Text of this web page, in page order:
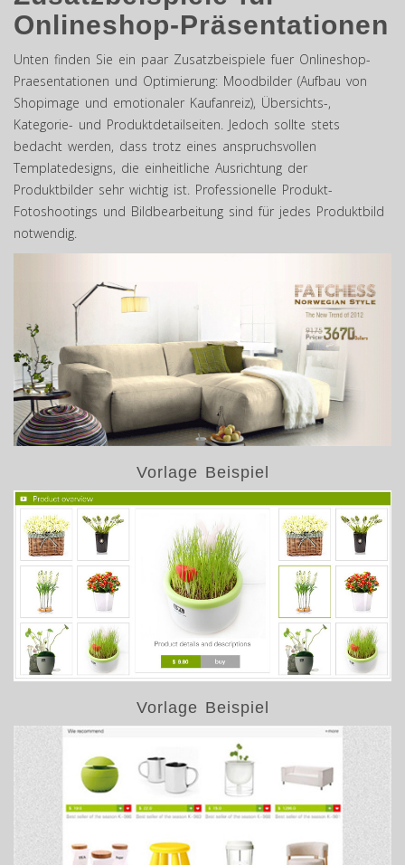
Onlineshop-Präsentationen
Unten finden Sie ein paar Zusatzbeispiele fuer Onlineshop-
Praesentationen und Optimierung: Moodbilder (Aufbau von
Shopimage und emotionaler Kaufanreiz), Übersichts-,
Kategorie- und Produktdetailseiten. Jedoch sollte stets
bedacht werden, dass trotz eines anspruchsvollen
Templatedesigns, die einheitliche Ausrichtung der
Produktbilder sehr wichtig ist. Professionelle Produkt-
Fotoshootings und Bildbearbeitung sind für jedes Produktbild
notwendig.
Vorlage Beispiel
Vorlage Beispiel